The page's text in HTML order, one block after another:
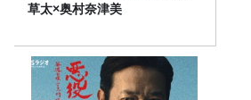
草太×奥村奈津美